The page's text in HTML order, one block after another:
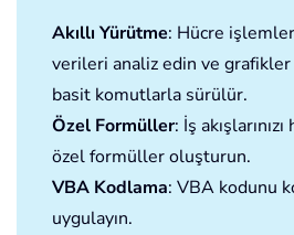
Akıllı Yürütme: Hücre
verileri analiz edin ve
basit komutlarla sürülür.
Özel Formüller: İş
özel formüller oluşturun.
VBA Kodlama: VBA kodunu
uygulayın.